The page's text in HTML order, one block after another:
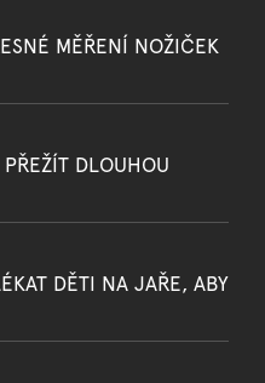
MĚŘENÍ NOŽIČEK
DLOUHOU
DĚTI NA JAŘE, ABY